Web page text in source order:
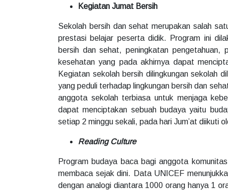
Kegiatan Jumat Bersih
Sekolah bersih dan sehat merupakan salah
prestasi belajar peserta didik. Program ini
bersih dan sehat, peningkatan pengetahuan,
kesehatan yang pada akhirnya dapat
Kegiatan sekolah bersih dilingkungan sekolah
yang peduli terhadap lingkungan bersih dan
anggota sekolah terbiasa untuk menjaga
dapat menciptakan sebuah budaya yaitu
setiap 2 minggu sekali, pada hari Jum’at diikuti
Reading Culture
Program budaya baca bagi anggota
membaca sejak dini. Data UNICEF
dengan analogi diantara 1000 orang hanya 1